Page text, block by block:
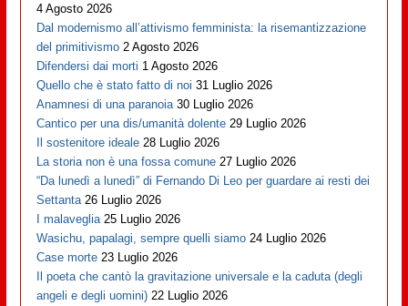
4 Agosto 2026
Dal modernismo all’attivismo femminista: la risemantizzazione
del primitivismo 2 Agosto 2026
Difendersi dai morti 1 Agosto 2026
Quello che è stato fatto di noi 31 Luglio 2026
Anamnesi di una paranoia 30 Luglio 2026
Cantico per una dis/umanità dolente 29 Luglio 2026
Il sostenitore ideale 28 Luglio 2026
La storia non è una fossa comune 27 Luglio 2026
“Da lunedì a lunedì” di Fernando Di Leo per guardare ai resti dei
Settanta 26 Luglio 2026
I malaveglia 25 Luglio 2026
Wasichu, papalagi, sempre quelli siamo 24 Luglio 2026
Case morte 23 Luglio 2026
Il poeta che cantò la gravitazione universale e la caduta (degli
angeli e degli uomini) 22 Luglio 2026